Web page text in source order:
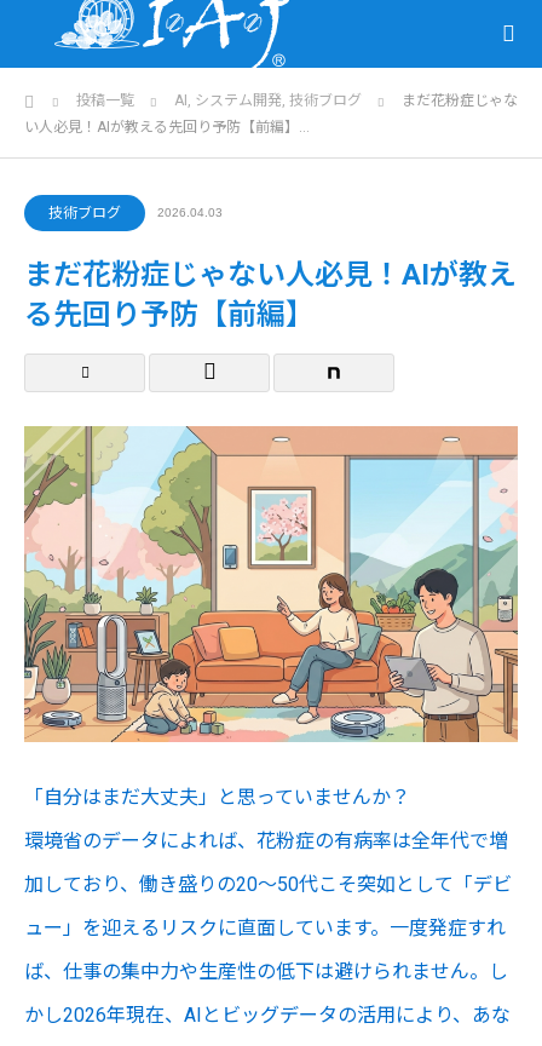
ホーム投稿一覧 AI , システム開発, 技術ブログ
まだ花粉症じゃな
い人必見！AIが教える先回り予防【前編】…
技術ブログ 2026.04.03
まだ花粉症じゃない人必見！AIが教え
る先回り予防【前編】
「自分はまだ大丈夫」と思っていませんか？
環境省のデータによれば、花粉症の有病率は全年代で増
加しており、働き盛りの20～50代こそ突如として「デビ
ュー」を迎えるリスクに直面しています。一度発症すれ
ば、仕事の集中力や生産性の低下は避けられません。し
かし2026年現在、AIとビッグデータの活用により、あな